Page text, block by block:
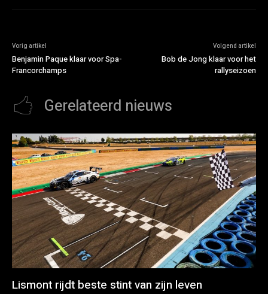
Vorig artikel
Benjamin Paque klaar voor Spa-
Francorchamps
Volgend artikel
Bob de Jong klaar voor het
rallyseizoen
Gerelateerd nieuws
Lismont rijdt beste stint van zijn leven